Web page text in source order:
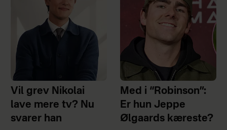
Vil grev Nikolai
lave mere tv? Nu
svarer han
Med i “Robinson”:
Er hun Jeppe
Ølgaards kæreste?